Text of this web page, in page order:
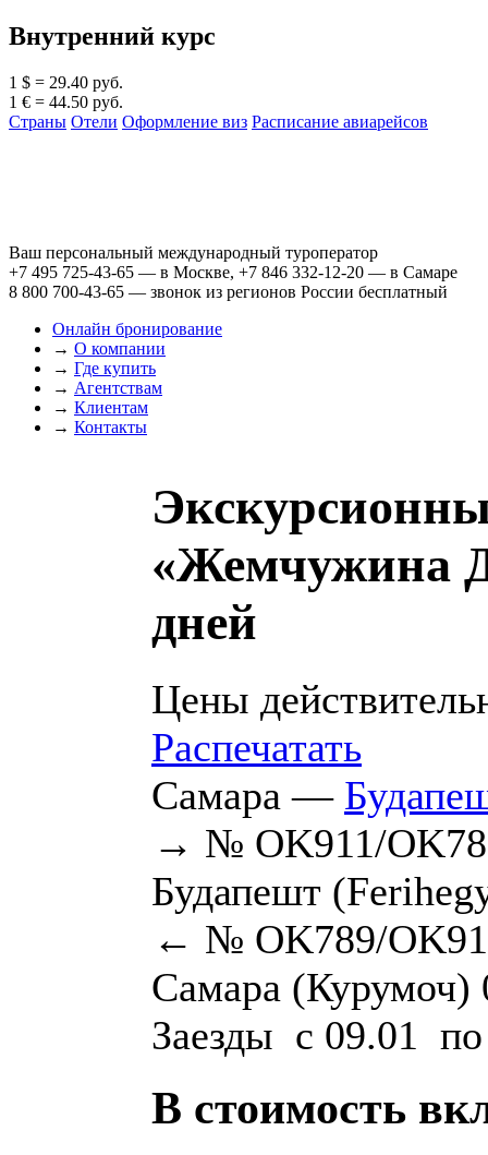
Внутренний курс
1 $ = 29.40 руб.
1 € = 44.50 руб.
Страны Отели Оформление виз Расписание авиарейсов
Ваш персональный международный туроператор
+7 495 725-43-65 — в Москве, +7 846 332-12-20 — в Самаре
8 800 700-43-65 — звонок из регионов России бесплатный
Онлайн бронирование
→ О компании
→ Где купить
→ Агентствам
→ Клиентам
→ Контакты
«Жемчужина
дней
Цены
Распечатать
Самара —
→ № OK911/
Будапешт
← № OK789/
Самара (Курумоч)
Заезды с 09.01
В стоимость